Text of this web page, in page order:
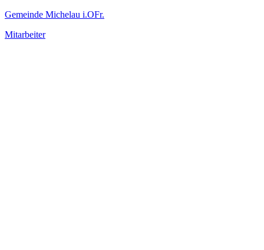
Gemeinde Michelau i.OFr.
Mitarbeiter